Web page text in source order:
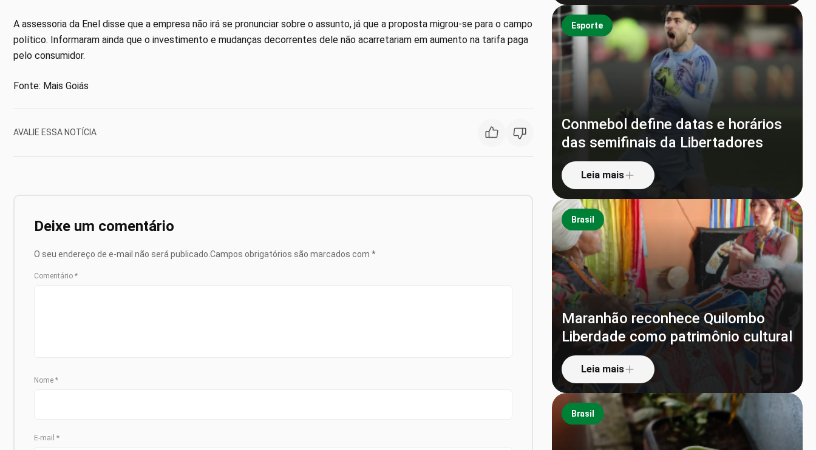
A assessoria da Enel disse que a empresa não irá se pronunciar sobre o assunto, já que a proposta migrou-se para o campo
político. Informaram ainda que o investimento e mudanças decorrentes dele não acarretariam em aumento na tarifa paga
pelo consumidor.
Fonte: Mais Goiás
AVALIE ESSA NOTÍCIA
Deixe um comentário
O seu endereço de e-mail não será publicado. Campos obrigatórios são marcados com *
Comentário *
Nome *
E-mail *
Esporte
Conmebol define datas e horários
das semifinais da Libertadores
Leia mais
Brasil
Maranhão reconhece Quilombo
Liberdade como patrimônio cultural
Leia mais
Brasil